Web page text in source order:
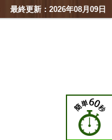
最終更新：2026年08月09日